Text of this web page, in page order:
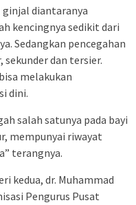
ginjal diantaranya
kencingnya sedikit dari
Sedangkan pencegahan
dan tersier.
melakukan
dini.
salah satunya pada bayi
mempunyai riwayat
terangnya.
kedua, dr. Muhammad
Pengurus Pusat